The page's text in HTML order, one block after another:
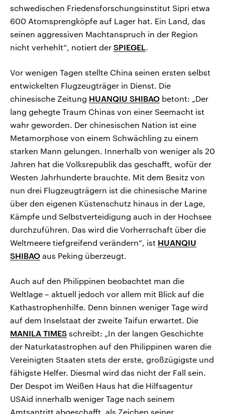
schwedischen Friedensforschungsinstitut Sipri etwa
600 Atomsprengköpfe auf Lager hat. Ein Land, das
seinen aggressiven Machtanspruch in der Region
nicht verhehlt“, notiert der SPIEGEL.
Vor wenigen Tagen stellte China seinen ersten selbst
entwickelten Flugzeugträger in Dienst. Die
chinesische Zeitung HUANQIU SHIBAO betont: „Der
lang gehegte Traum Chinas von einer Seemacht ist
wahr geworden. Der chinesischen Nation ist eine
Metamorphose von einem Schwächling zu einem
starken Mann gelungen. Innerhalb von weniger als 20
Jahren hat die Volksrepublik das geschafft, wofür der
Westen Jahrhunderte brauchte. Mit dem Besitz von
nun drei Flugzeugträgern ist die chinesische Marine
über den eigenen Küstenschutz hinaus in der Lage,
Kämpfe und Selbstverteidigung auch in der Hochsee
durchzuführen. Das wird die Vorherrschaft über die
Weltmeere tiefgreifend verändern“, ist HUANQIU
SHIBAO aus Peking überzeugt.
Auch auf den Philippinen beobachtet man die
Weltlage – aktuell jedoch vor allem mit Blick auf die
Kathastrophenhilfe. Denn binnen weniger Tage wird
auf dem Inselstaat der zweite Taifun erwartet. Die
MANILA TIMES schreibt: „In der langen Geschichte
der Naturkatastrophen auf den Philippinen waren die
Vereinigten Staaten stets der erste, großzügigste und
fähigste Helfer. Diesmal wird das nicht der Fall sein.
Der Despot im Weißen Haus hat die Hilfsagentur
USAid innerhalb weniger Tage nach seinem
Amtsantritt abgeschafft, als Zeichen seiner